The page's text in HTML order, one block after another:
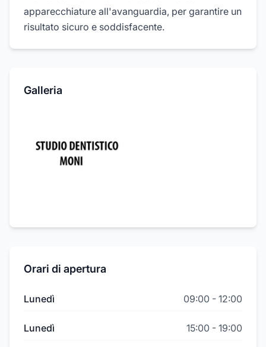
apparecchiature all'avanguardia, per garantire un
risultato sicuro e soddisfacente.
Galleria
Orari di apertura
Lunedì 09:00 - 12:00
Lunedì 15:00 - 19:00